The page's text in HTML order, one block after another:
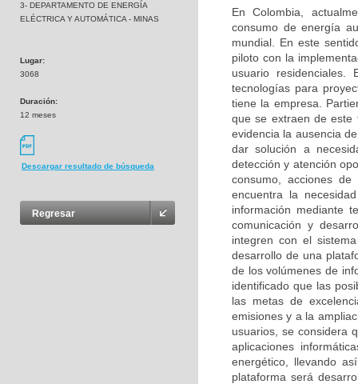
3- DEPARTAMENTO DE ENERGÍA
ELÉCTRICA Y AUTOMÁTICA - MINAS
Lugar:
3068
Duración:
12 meses
Descargar resultado de búsqueda
Regresar
En Colombia,
consumo de energía
mundial. En este
piloto con la
usuario
tecnologías para
tiene la empresa.
que se extraen de este
evidencia la ausencia
dar solución a
detección y atención
consumo, acciones
encuentra la
información mediante
comunicación y
integren con el
desarrollo de una
de los volúmenes de
identificado que las
las metas de
emisiones y a la
usuarios, se considera
aplicaciones
energético, llevando
plataforma será